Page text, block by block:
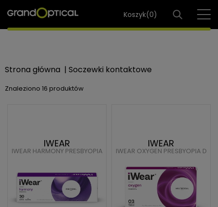
Koszyk(0)
Strona główna | Soczewki kontaktowe
Znaleziono 16 produktów
IWEAR
IWEAR HARMONY PRESBYOPIA
IWEAR
IWEAR OXYGEN PRESBYOPIA D